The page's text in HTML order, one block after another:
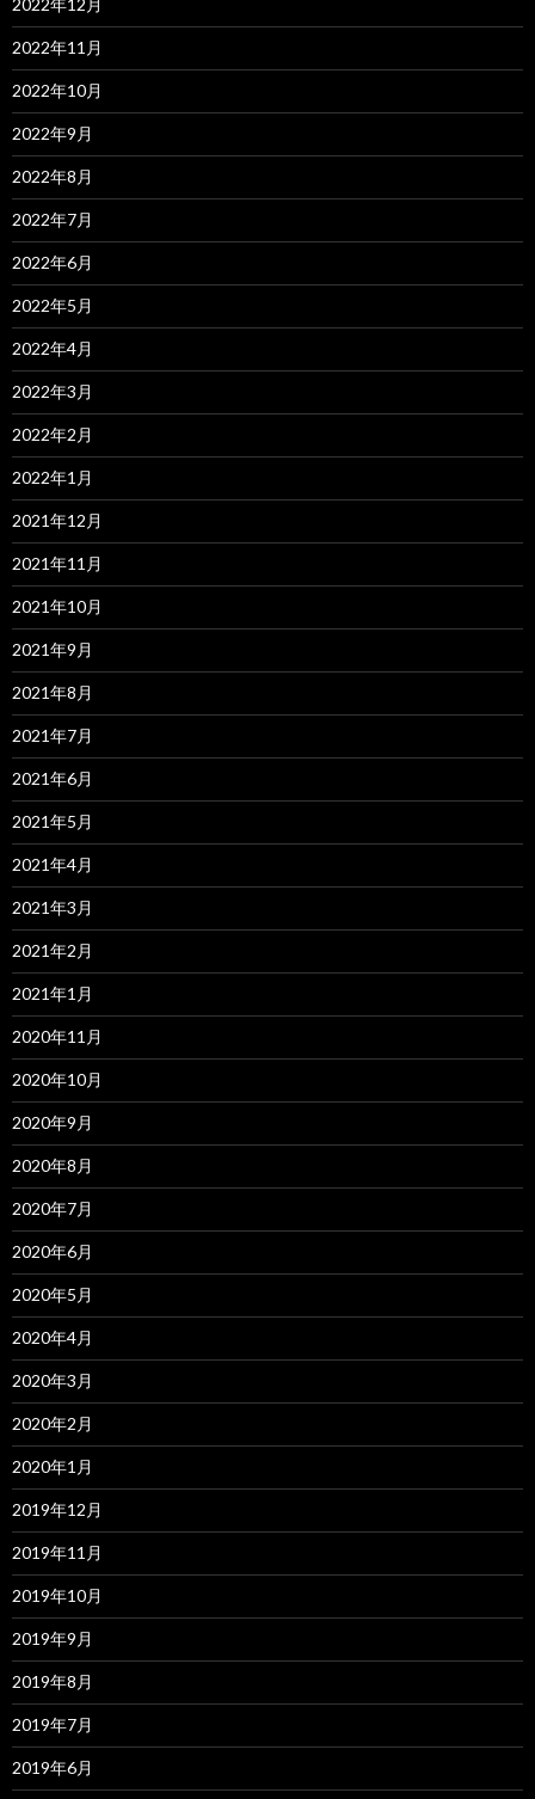
2022年12月
2022年11月
2022年10月
2022年9月
2022年8月
2022年7月
2022年6月
2022年5月
2022年4月
2022年3月
2022年2月
2022年1月
2021年12月
2021年11月
2021年10月
2021年9月
2021年8月
2021年7月
2021年6月
2021年5月
2021年4月
2021年3月
2021年2月
2021年1月
2020年11月
2020年10月
2020年9月
2020年8月
2020年7月
2020年6月
2020年5月
2020年4月
2020年3月
2020年2月
2020年1月
2019年12月
2019年11月
2019年10月
2019年9月
2019年8月
2019年7月
2019年6月